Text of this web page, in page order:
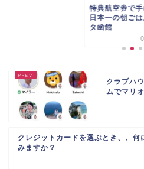
特典航空券で
日本一の朝ご
タ函館
クラブハ
ムでマリ
クレジットカードを選ぶとき、、何
みますか？